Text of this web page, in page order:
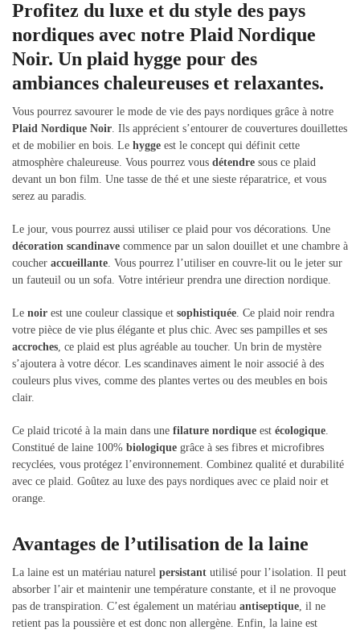
Profitez du luxe et du style des pays
nordiques avec notre Plaid Nordique
Noir. Un plaid hygge pour des
ambiances chaleureuses et relaxantes.
Vous pourrez savourer le mode de vie des pays nordiques grâce à notre
Plaid Nordique Noir. Ils apprécient s’entourer de couvertures douillettes
et de mobilier en bois. Le hygge est le concept qui définit cette
atmosphère chaleureuse. Vous pourrez vous détendre sous ce plaid
devant un bon film. Une tasse de thé et une sieste réparatrice, et vous
serez au paradis.
Le jour, vous pourrez aussi utiliser ce plaid pour vos décorations. Une
décoration scandinave commence par un salon douillet et une chambre à
coucher accueillante. Vous pourrez l’utiliser en couvre-lit ou le jeter sur
un fauteuil ou un sofa. Votre intérieur prendra une direction nordique.
Le noir est une couleur classique et sophistiquée . Ce plaid noir rendra
votre pièce de vie plus élégante et plus chic. Avec ses pampilles et ses
accroches , ce plaid est plus agréable au toucher. Un brin de mystère
s’ajoutera à votre décor. Les scandinaves aiment le noir associé à des
couleurs plus vives, comme des plantes vertes ou des meubles en bois
clair.
Ce plaid tricoté à la main dans une filature nordique est écologique
Constitué de laine 100% biologique grâce à ses fibres et microfibres
recyclées, vous protégez l’environnement. Combinez qualité et durabilité
avec ce plaid. Goûtez au luxe des pays nordiques avec ce plaid noir et
orange.
Avantages de l’utilisation de la laine
La laine est un matériau naturel persistant utilisé pour l’isolation. Il peut
absorber l’air et maintenir une température constante, et il ne provoque
pas de transpiration. C’est également un matériau antiseptique , il ne
retient pas la poussière et est donc non allergène. Enfin, la laine est